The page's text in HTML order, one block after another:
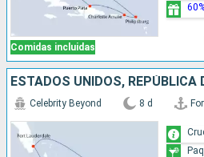
Comidas incluidas
Celebrity Beyond 8 d